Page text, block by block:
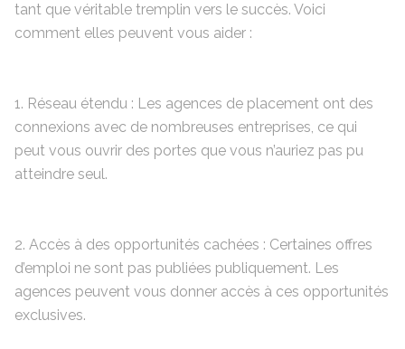
tant que véritable tremplin vers le succès. Voici
comment elles peuvent vous aider :
1. Réseau étendu : Les agences de placement ont des
connexions avec de nombreuses entreprises, ce qui
peut vous ouvrir des portes que vous n’auriez pas pu
atteindre seul.
2. Accès à des opportunités cachées : Certaines offres
d’emploi ne sont pas publiées publiquement. Les
agences peuvent vous donner accès à ces opportunités
exclusives.